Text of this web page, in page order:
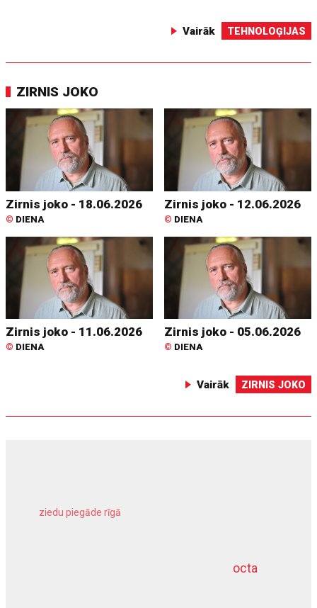
Vairāk TEHNOLOĢIJAS
ZIRNIS JOKO
Zirnis joko - 18.06.2026
© DIENA
Zirnis joko - 12.06.2026
© DIENA
Zirnis joko - 11.06.2026
© DIENA
Zirnis joko - 05.06.2026
© DIENA
Vairāk ZIRNIS JOKO
octa
ziedu piegāde rīgā
dziļurbums